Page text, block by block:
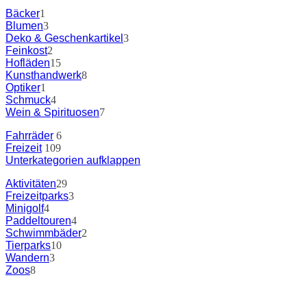
Bäcker1
Blumen3
Deko & Geschenkartikel 3
Feinkost2
Hofläden15
Kunsthandwerk8
Optiker1
Schmuck4
Wein & Spirituosen7
Fahrräder 6
Freizeit109
Unterkategorien aufklappen
Aktivitäten29
Freizeitparks3
Minigolf4
Paddeltouren4
Schwimmbäder2
Tierparks10
Wandern3
Zoos8